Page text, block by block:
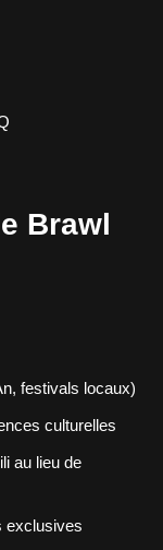
Brawl
festivals locaux)
culturelles
au lieu de
exclusives